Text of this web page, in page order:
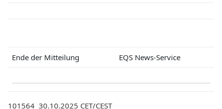
Ende der Mitteilung EQS News-Service
101564 30.10.2025 CET/CEST